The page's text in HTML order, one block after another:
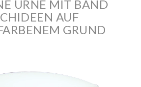
URNE MIT BAND
AUF
GRUND